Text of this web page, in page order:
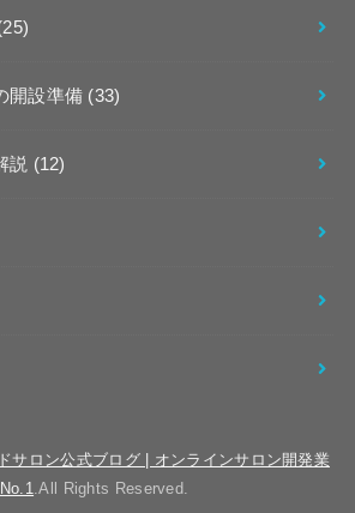
開設準備 (33)
説 (12)
サロン公式ブログ | オンラインサロン開発業
.All Rights Reserved.